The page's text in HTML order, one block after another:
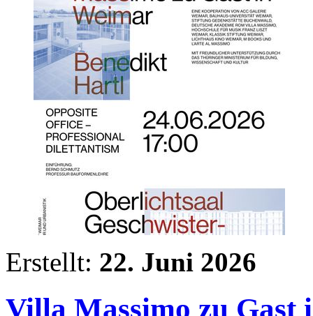
Erstellt: 22. Juni 2026
Villa Massimo zu